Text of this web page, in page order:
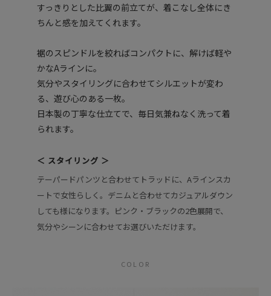
すっきりとした比翼の前立てが、着こなし全体にき
ちんと感を加えてくれます。
裾のスピンドルを絞ればコンパクトに、解けば軽や
かなAラインに。
気分やスタイリングに合わせてシルエットが変わ
る、遊び心のある一枚。
日本製の丁寧な仕立てで、毎日気兼ねなく洗って着
られます。
＜ スタイリング ＞
テーパードパンツと合わせてトラッドに、Aラインスカ
ートで女性らしく。デニムと合わせてカジュアルダウン
しても様になります。ピンク・ブラックの2色展開で、
気分やシーンに合わせてお選びいただけます。
COLOR